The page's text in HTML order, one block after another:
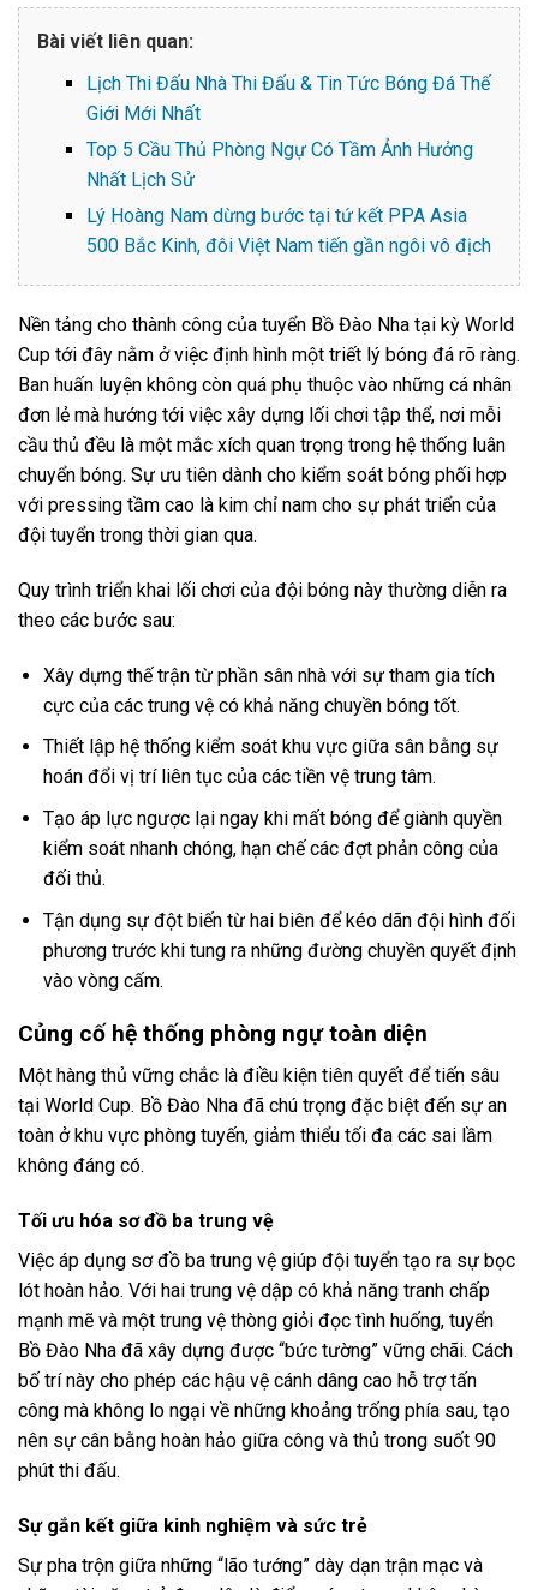
Bài viết liên quan:
Lịch Thi Đấu Nhà Thi Đấu & Tin Tức Bóng Đá Thế
Giới Mới Nhất
Top 5 Cầu Thủ Phòng Ngự Có Tầm Ảnh Hưởng
Nhất Lịch Sử
Lý Hoàng Nam dừng bước tại tứ kết PPA Asia
500 Bắc Kinh, đôi Việt Nam tiến gần ngôi vô địch
Nền tảng cho thành công của tuyển Bồ Đào Nha tại kỳ World
Cup tới đây nằm ở việc định hình một triết lý bóng đá rõ ràng.
Ban huấn luyện không còn quá phụ thuộc vào những cá nhân
đơn lẻ mà hướng tới việc xây dựng lối chơi tập thể, nơi mỗi
cầu thủ đều là một mắc xích quan trọng trong hệ thống luân
chuyển bóng. Sự ưu tiên dành cho kiểm soát bóng phối hợp
với pressing tầm cao là kim chỉ nam cho sự phát triển của
đội tuyển trong thời gian qua.
Quy trình triển khai lối chơi của đội bóng này thường diễn ra
theo các bước sau:
Xây dựng thế trận từ phần sân nhà với sự tham gia tích
cực của các trung vệ có khả năng chuyền bóng tốt.
Thiết lập hệ thống kiểm soát khu vực giữa sân bằng sự
hoán đổi vị trí liên tục của các tiền vệ trung tâm.
Tạo áp lực ngược lại ngay khi mất bóng để giành quyền
kiểm soát nhanh chóng, hạn chế các đợt phản công của
đối thủ.
Tận dụng sự đột biến từ hai biên để kéo dãn đội hình đối
phương trước khi tung ra những đường chuyền quyết định
vào vòng cấm.
Củng cố hệ thống phòng ngự toàn diện
Một hàng thủ vững chắc là điều kiện tiên quyết để tiến sâu
tại World Cup. Bồ Đào Nha đã chú trọng đặc biệt đến sự an
toàn ở khu vực phòng tuyến, giảm thiểu tối đa các sai lầm
không đáng có.
Tối ưu hóa sơ đồ ba trung vệ
Việc áp dụng sơ đồ ba trung vệ giúp đội tuyển tạo ra sự bọc
lót hoàn hảo. Với hai trung vệ dập có khả năng tranh chấp
mạnh mẽ và một trung vệ thòng giỏi đọc tình huống, tuyển
Bồ Đào Nha đã xây dựng được “bức tường” vững chãi. Cách
bố trí này cho phép các hậu vệ cánh dâng cao hỗ trợ tấn
công mà không lo ngại về những khoảng trống phía sau, tạo
nên sự cân bằng hoàn hảo giữa công và thủ trong suốt 90
phút thi đấu.
Sự gắn kết giữa kinh nghiệm và sức trẻ
Sự pha trộn giữa những “lão tướng” dày dạn trận mạc và